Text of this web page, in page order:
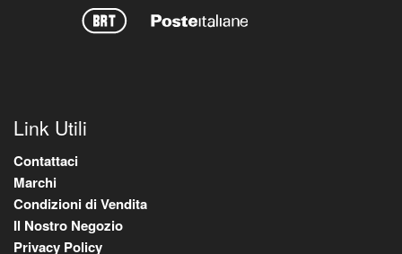
Link Utili
Contattaci
Marchi
Condizioni di Vendita
Il Nostro Negozio
Privacy Policy